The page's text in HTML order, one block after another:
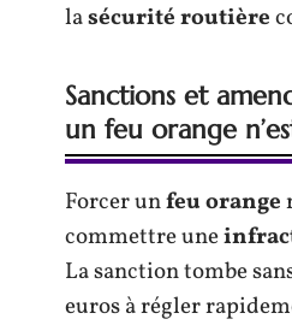
lasécurité routière
Sanctions et
un feu orange
Forcer unfeu orange
commettre une
La sanction tombe
euros à régler